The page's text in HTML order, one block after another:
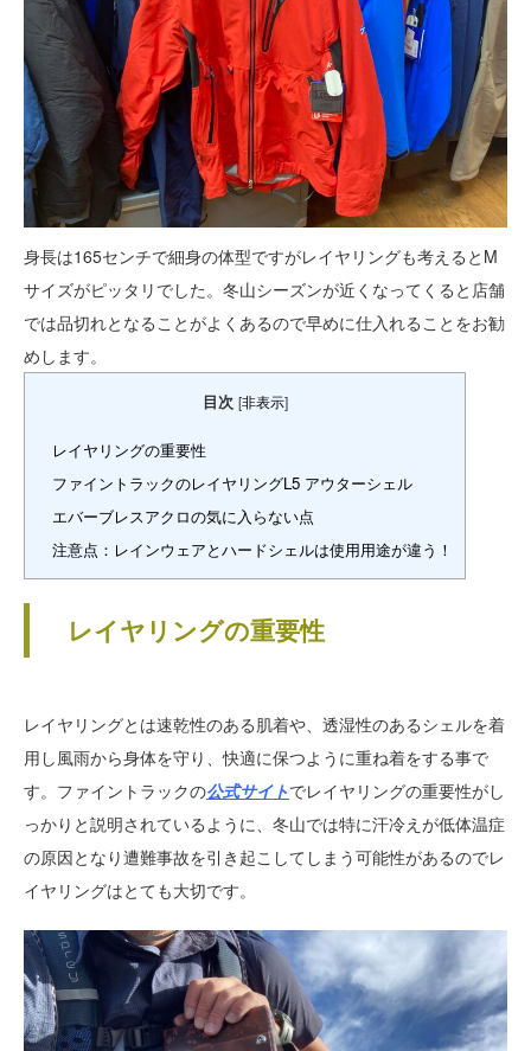
身長は165センチで細身の体型ですがレイヤリングも考えるとM
サイズがピッタリでした。冬山シーズンが近くなってくると店舗
では品切れとなることがよくあるので早めに仕入れることをお勧
めします。
目次 [非表示]
レイヤリングの重要性
ファイントラックのレイヤリングL5 アウターシェル
エバーブレスアクロの気に入らない点
注意点：レインウェアとハードシェルは使用用途が違う！
レイヤリングの重要性
レイヤリングとは速乾性のある肌着や、透湿性のあるシェルを着
用し風雨から身体を守り、快適に保つように重ね着をする事で
す。ファイントラックの公式サイトでレイヤリングの重要性がし
っかりと説明されているように、冬山では特に汗冷えが低体温症
の原因となり遭難事故を引き起こしてしまう可能性があるのでレ
イヤリングはとても大切です。